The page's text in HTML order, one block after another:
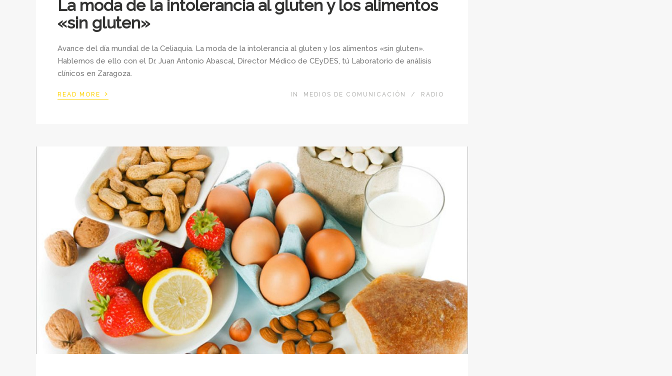
La moda de la intolerancia al gluten y los alimentos
«sin gluten»
Avance del día mundial de la Celiaquía. La moda de la intolerancia al gluten y los alimentos «sin gluten».
Hablemos de ello con el Dr. Juan Antonio Abascal, Director Médico de CEyDES, tú Laboratorio de análisis
clínicos en Zaragoza.
READ MORE › IN MEDIOS DE COMUNICACIÓN / RADIO